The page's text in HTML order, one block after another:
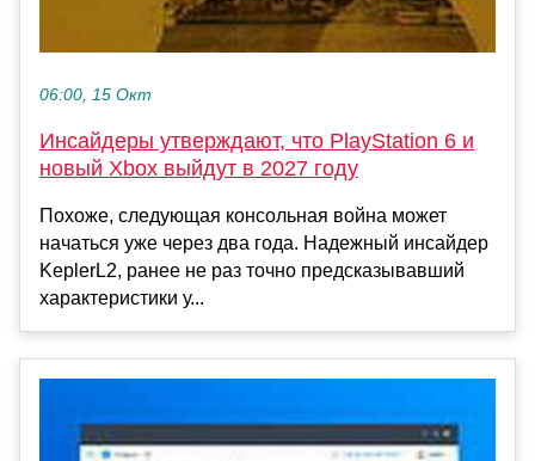
06:00, 15 Окт
Инсайдеры утверждают, что PlayStation 6 и
новый Xbox выйдут в 2027 году
Похоже, следующая консольная война может
начаться уже через два года. Надежный инсайдер
KeplerL2, ранее не раз точно предсказывавший
характеристики у...